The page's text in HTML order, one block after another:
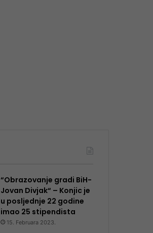
“Obrazovanje gradi BiH-
Jovan Divjak“ – Konjic je
u posljednje 22 godine
imao 25 ​​stipendista
15. Februara 2023.